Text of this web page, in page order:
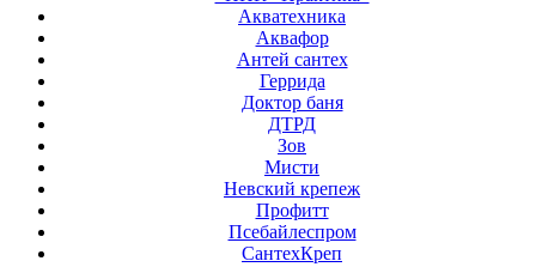
Акватехника
Аквафор
Антей сантех
Геррида
Доктор баня
ДТРД
Зов
Мисти
Невский крепеж
Профитт
Псебайлеспром
СантехКреп